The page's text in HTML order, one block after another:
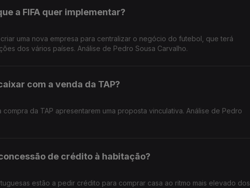
a FIFA quer implementar?
uma nova empresa para centralizar o negócio do futebol, que terá
dos vários países. Análise de Pedro Sousa Carvalho.
com a venda da TAP?
da TAP apresentarem uma proposta vinculativa. Análise de Pedro
de crédito à habitação?
estão a pedir crédito para comprar casa ao ritmo mais elevado dos